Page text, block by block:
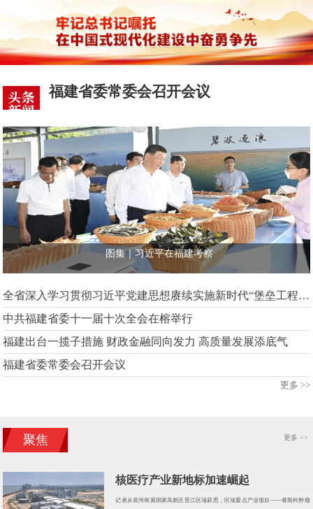
福建省委常委会召开会议
图集｜习近平在福建考察
全省深入学习贯彻习近平党建思想赓续实施新时代“堡垒工程”推进会召开
中共福建省委十一届十次全会在榕举行
福建出台一揽子措施 财政金融同向发力 高质量发展添底气
福建省委常委会召开会议
更多 >>
聚焦 更多 >>
核医疗产业新地标加速崛起
记者从泉州南翼国家高新区晋江区域获悉，区域重点产业项目——睿斯科肿瘤